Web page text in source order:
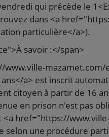
qui précède le
dans <a
particulière</a>).
savoir :</span>
www.ville-mazamet.com/
a> est inscrit
citoyen à partir de 16
en prison n'est pas
<a href="https://
selon une procédure